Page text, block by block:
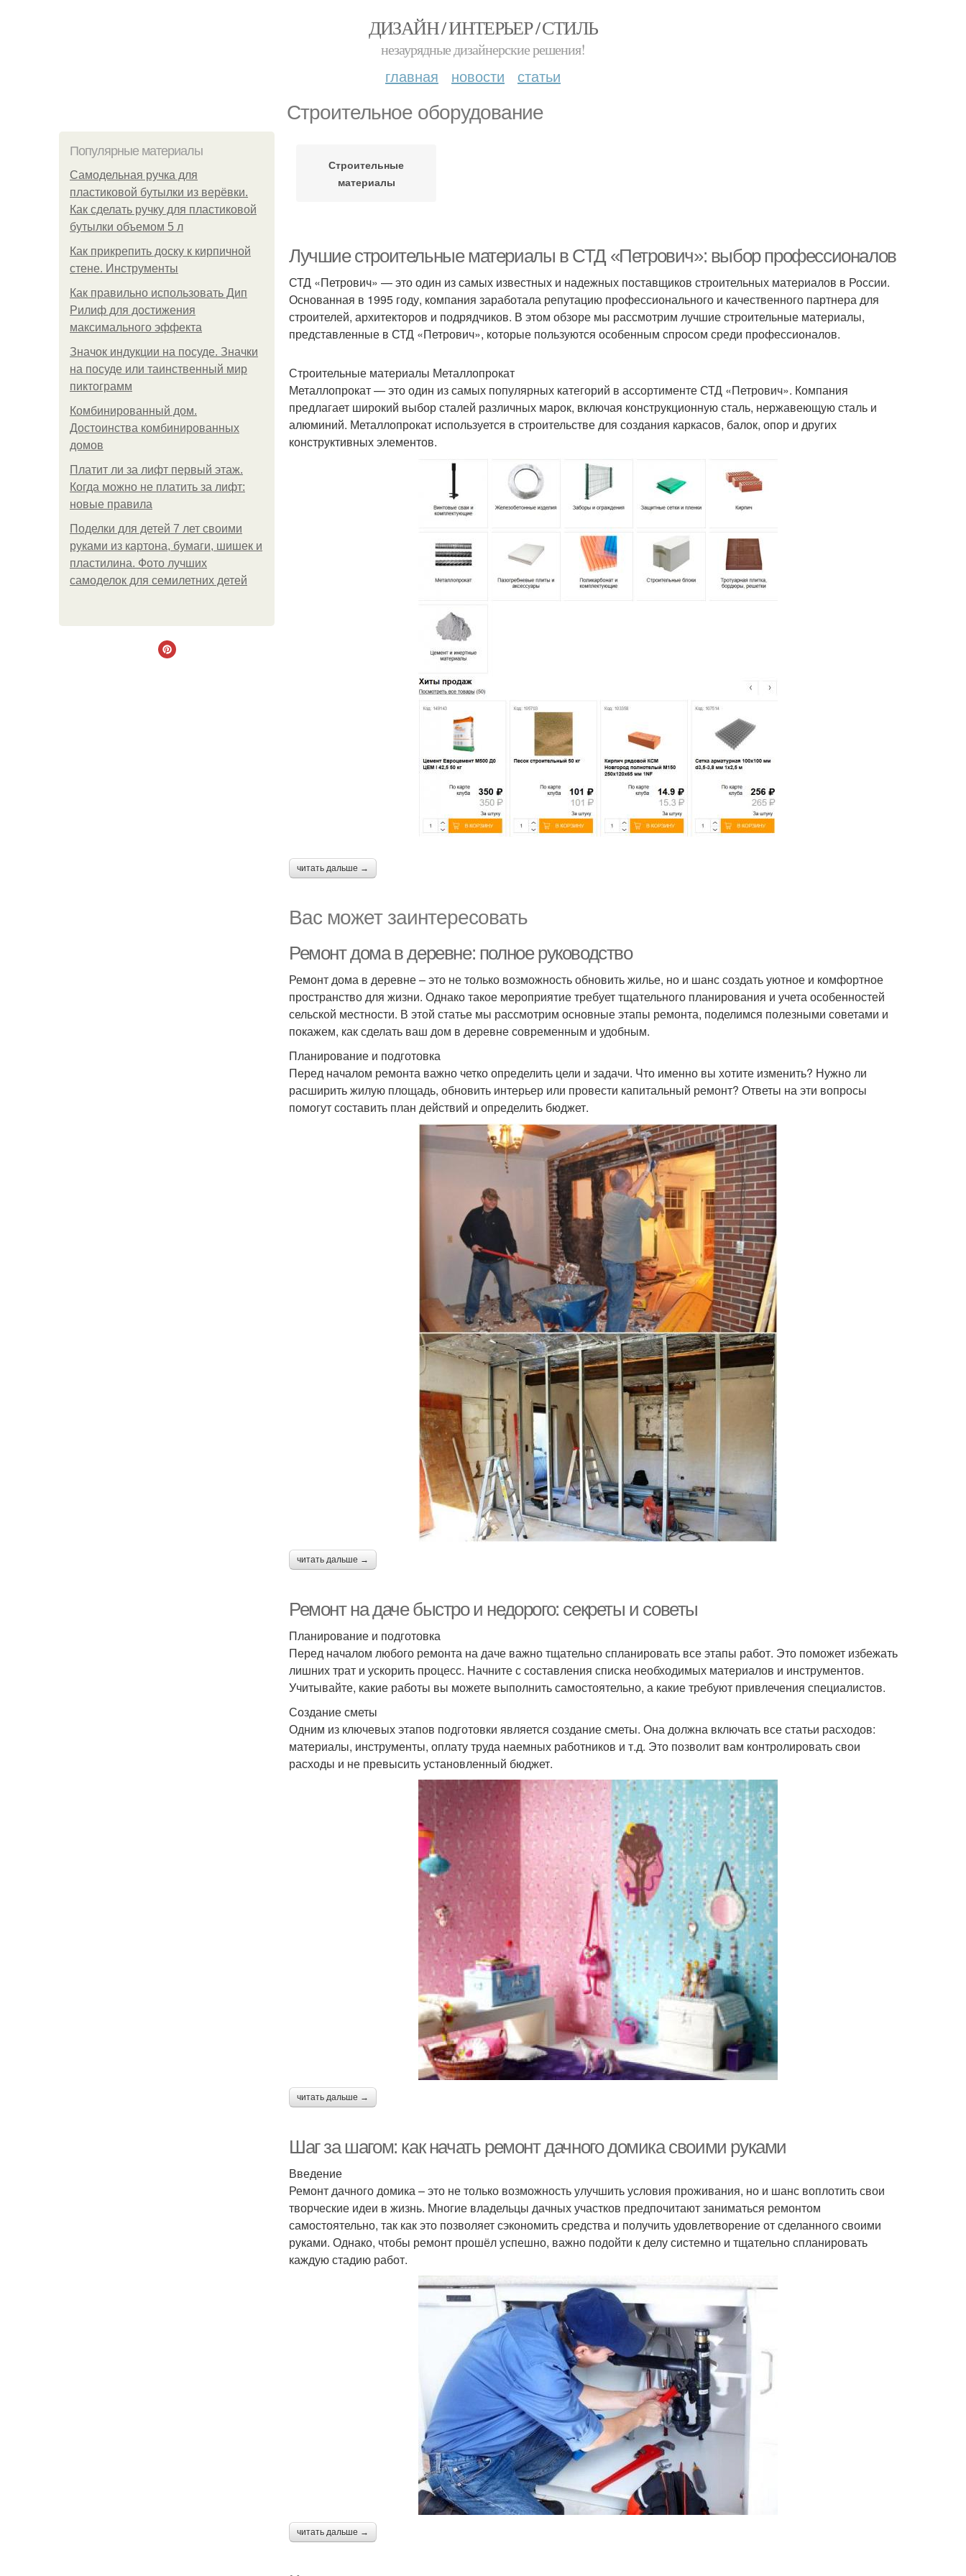
ДИЗАЙН / ИНТЕРЬЕР / СТИЛЬ
незаурядные дизайнерские решения!
главная новости статьи
Строительное оборудование
Популярные материалы
Самодельная ручка для
пластиковой бутылки из верёвки.
Как сделать ручку для пластиковой
бутылки объемом 5 л
Как прикрепить доску к кирпичной
стене. Инструменты
Как правильно использовать Дип
Рилиф для достижения
максимального эффекта
Значок индукции на посуде. Значки
на посуде или таинственный мир
пиктограмм
Комбинированный дом.
Достоинства комбинированных
домов
Платит ли за лифт первый этаж.
Когда можно не платить за лифт:
новые правила
Поделки для детей 7 лет своими
руками из картона, бумаги, шишек и
пластилина. Фото лучших
самоделок для семилетних детей
Строительные
материалы
Лучшие строительные материалы в СТД «Петрович»: выбор профессионалов
СТД «Петрович» — это один из самых известных и надежных поставщиков строительных материалов в России.
Основанная в 1995 году, компания заработала репутацию профессионального и качественного партнера для
строителей, архитекторов и подрядчиков. В этом обзоре мы рассмотрим лучшие строительные материалы,
представленные в СТД «Петрович», которые пользуются особенным спросом среди профессионалов.
Строительные материалы Металлопрокат
Металлопрокат — это один из самых популярных категорий в ассортименте СТД «Петрович». Компания
предлагает широкий выбор сталей различных марок, включая конструкционную сталь, нержавеющую сталь и
алюминий. Металлопрокат используется в строительстве для создания каркасов, балок, опор и других
конструктивных элементов.
читать дальше →
Вас может заинтересовать
Ремонт дома в деревне: полное руководство
Ремонт дома в деревне – это не только возможность обновить жилье, но и шанс создать уютное и комфортное
пространство для жизни. Однако такое мероприятие требует тщательного планирования и учета особенностей
сельской местности. В этой статье мы рассмотрим основные этапы ремонта, поделимся полезными советами и
покажем, как сделать ваш дом в деревне современным и удобным.
Планирование и подготовка
Перед началом ремонта важно четко определить цели и задачи. Что именно вы хотите изменить? Нужно ли
расширить жилую площадь, обновить интерьер или провести капитальный ремонт? Ответы на эти вопросы
помогут составить план действий и определить бюджет.
читать дальше →
Ремонт на даче быстро и недорого: секреты и советы
Планирование и подготовка
Перед началом любого ремонта на даче важно тщательно спланировать все этапы работ. Это поможет избежать
лишних трат и ускорить процесс. Начните с составления списка необходимых материалов и инструментов.
Учитывайте, какие работы вы можете выполнить самостоятельно, а какие требуют привлечения специалистов.
Создание сметы
Одним из ключевых этапов подготовки является создание сметы. Она должна включать все статьи расходов:
материалы, инструменты, оплату труда наемных работников и т.д. Это позволит вам контролировать свои
расходы и не превысить установленный бюджет.
читать дальше →
Шаг за шагом: как начать ремонт дачного домика своими руками
Введение
Ремонт дачного домика – это не только возможность улучшить условия проживания, но и шанс воплотить свои
творческие идеи в жизнь. Многие владельцы дачных участков предпочитают заниматься ремонтом
самостоятельно, так как это позволяет сэкономить средства и получить удовлетворение от сделанного своими
руками. Однако, чтобы ремонт прошёл успешно, важно подойти к делу системно и тщательно спланировать
каждую стадию работ.
читать дальше →